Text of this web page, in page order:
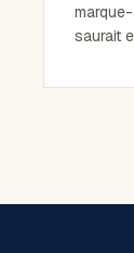
saurait